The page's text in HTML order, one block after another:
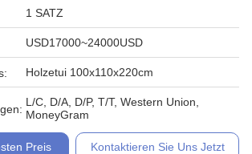
1 SATZ
USD17000~24000USD
Holzetui 100x110x220cm
L/C, D/A, D/P, T/T, Western Union,
MoneyGram
Preis Kontaktieren Sie Uns Jetzt